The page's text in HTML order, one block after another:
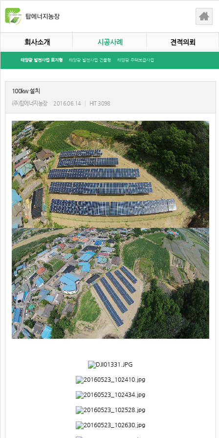
회사소개 시공사례 견적의뢰
태양광 발전사업 토지형 태양광 발전사업 건물형 태양광 주택보급사업
100kw 설치
(주)탑에너지농장 2016.06.14 HIT 3098